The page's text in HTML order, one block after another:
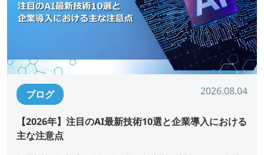
ブログ 2026.08.04
【2026年】注目のAI最新技術10選と企業導入における
主な注意点